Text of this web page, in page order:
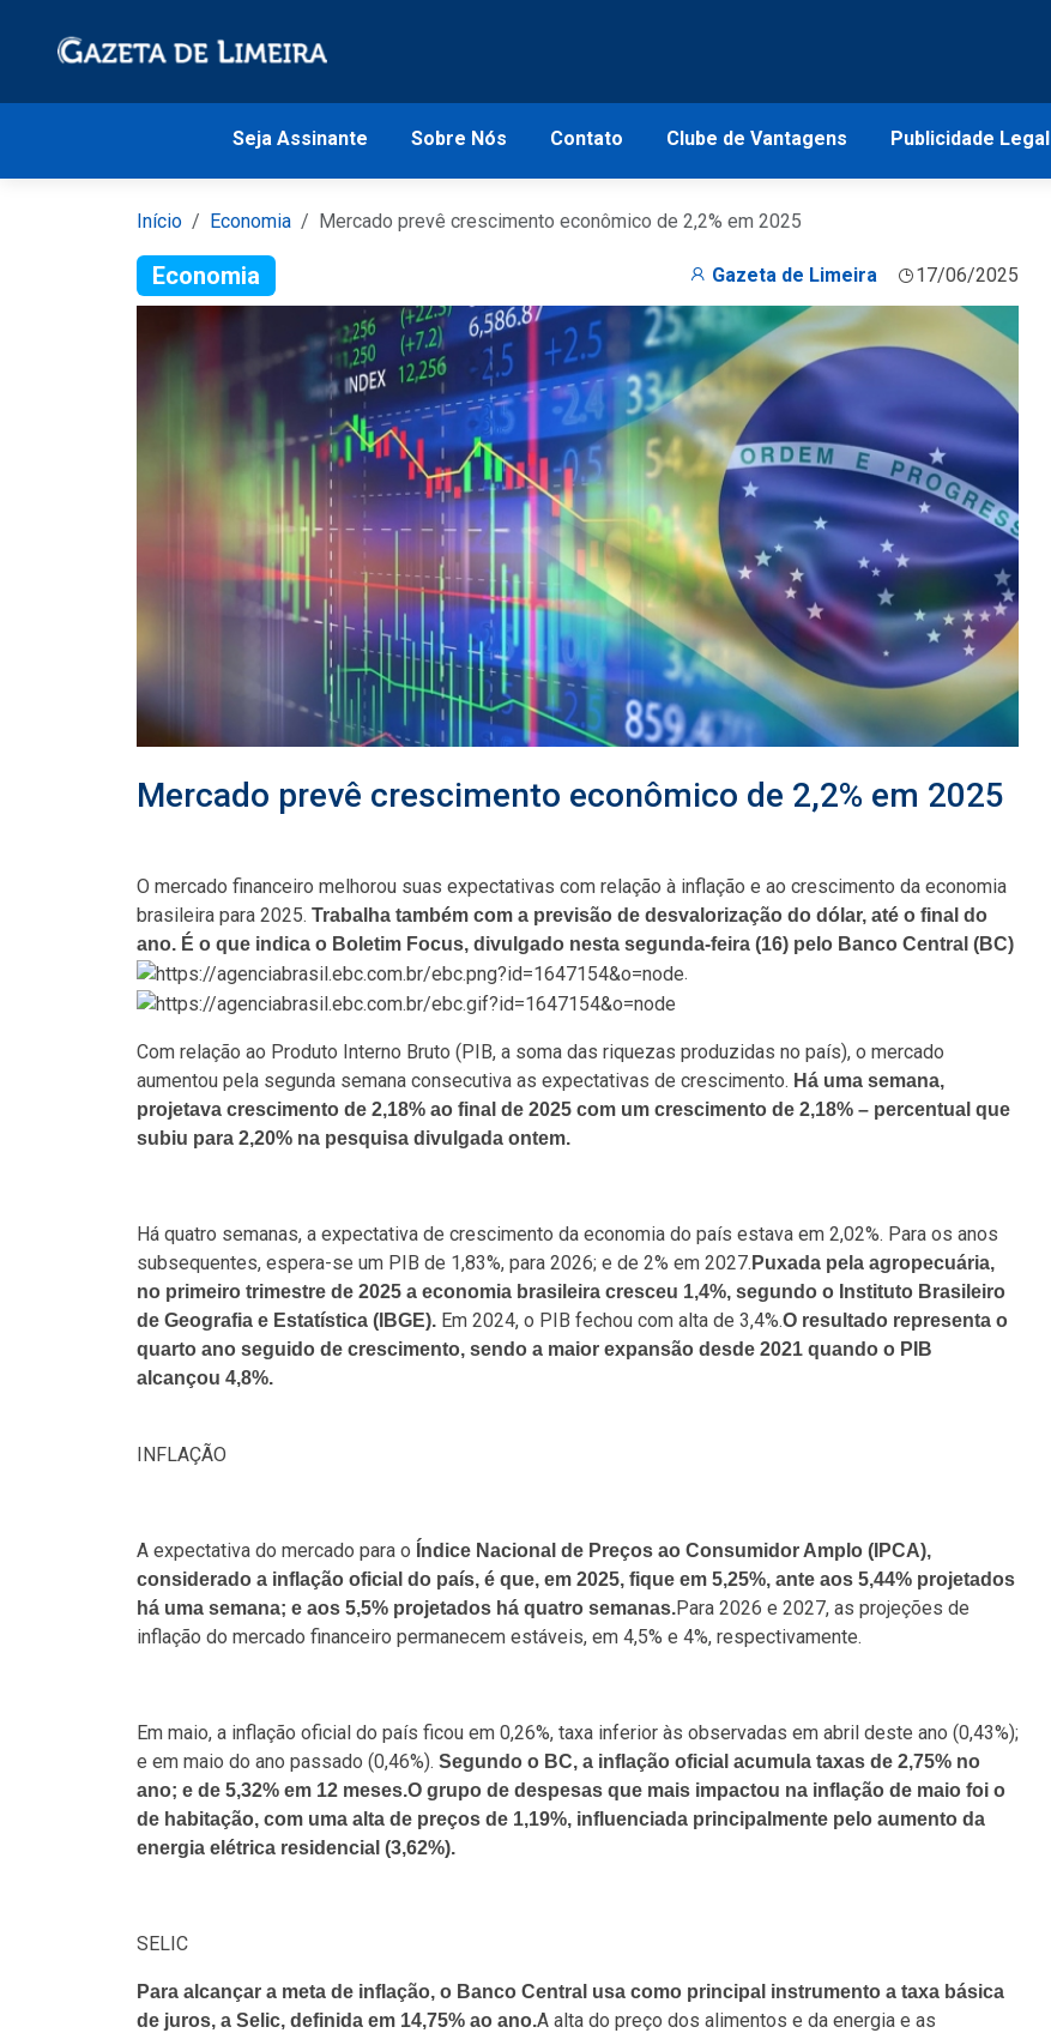
Seja Assinante Sobre Nós Contato Clube de Vantagens Publicidade Legal
Início Economia Mercado prevê crescimento econômico de 2,2% em 2025
Economia Gazeta de Limeira 17/06/2025
Mercado prevê crescimento econômico de 2,2% em 2025
O mercado financeiro melhorou suas expectativas com relação à inflação e ao crescimento da economia
brasileira para 2025. Trabalha também com a previsão de desvalorização do dólar, até o final do
ano. É o que indica o Boletim Focus, divulgado nesta segunda-feira (16) pelo Banco Central (BC)
.
Com relação ao Produto Interno Bruto (PIB, a soma das riquezas produzidas no país), o mercado
aumentou pela segunda semana consecutiva as expectativas de crescimento. Há uma semana,
projetava crescimento de 2,18% ao final de 2025 com um crescimento de 2,18% – percentual que
subiu para 2,20% na pesquisa divulgada ontem.
Há quatro semanas, a expectativa de crescimento da economia do país estava em 2,02%. Para os anos
subsequentes, espera-se um PIB de 1,83%, para 2026; e de 2% em 2027. Puxada pela agropecuária,
no primeiro trimestre de 2025 a economia brasileira cresceu 1,4%, segundo o Instituto Brasileiro
de Geografia e Estatística (IBGE). Em 2024, o PIB fechou com alta de 3,4%.O resultado representa o
quarto ano seguido de crescimento, sendo a maior expansão desde 2021 quando o PIB
alcançou 4,8%.
INFLAÇÃO
A expectativa do mercado para o Índice Nacional de Preços ao Consumidor Amplo (IPCA),
considerado a inflação oficial do país, é que, em 2025, fique em 5,25%, ante aos 5,44% projetados
há uma semana; e aos 5,5% projetados há quatro semanas.Para 2026 e 2027, as projeções de
inflação do mercado financeiro permanecem estáveis, em 4,5% e 4%, respectivamente.
Em maio, a inflação oficial do país ficou em 0,26%, taxa inferior às observadas em abril deste ano (0,43%);
e em maio do ano passado (0,46%). Segundo o BC, a inflação oficial acumula taxas de 2,75% no
ano; e de 5,32% em 12 meses.O grupo de despesas que mais impactou na inflação de maio foi o
de habitação, com uma alta de preços de 1,19%, influenciada principalmente pelo aumento da
energia elétrica residencial (3,62%).
SELIC
Para alcançar a meta de inflação, o Banco Central usa como principal instrumento a taxa básica
de juros, a Selic, definida em 14,75% ao ano.A alta do preço dos alimentos e da energia e as